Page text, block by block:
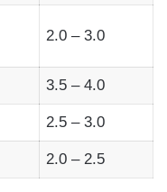
2.0 – 3.0
3.5 – 4.0
2.5 – 3.0
2.0 – 2.5